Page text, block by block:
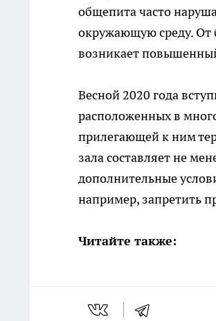
общепита часто
окружающую среду. От
возникает
Весной 2020 года
расположенных в
прилегающей к ним
зала составляет не
дополнительные
например, запретить
Читайте также: